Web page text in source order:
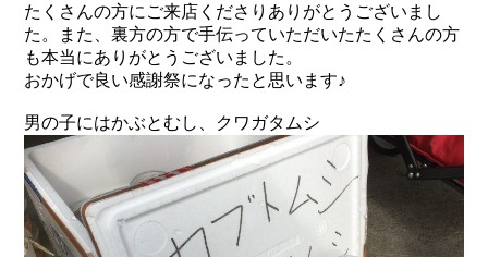
たくさんの方にご来店くださりありがとうございまし
た。また、裏方の方で手伝っていただいたたくさんの方
も本当にありがとうございました。
おかげで良い感謝祭になったと思います♪
男の子にはかぶとむし、クワガタムシ